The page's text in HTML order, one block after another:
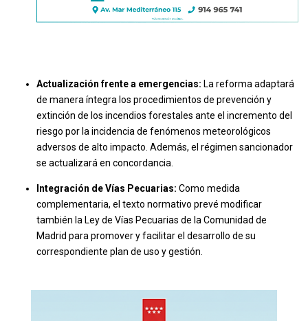
Actualización frente a emergencias: La reforma adaptará
de manera íntegra los procedimientos de prevención y
extinción de los incendios forestales ante el incremento del
riesgo por la incidencia de fenómenos meteorológicos
adversos de alto impacto. Además, el régimen sancionador
se actualizará en concordancia.
Integración de Vías Pecuarias: Como medida
complementaria, el texto normativo prevé modificar
también la Ley de Vías Pecuarias de la Comunidad de
Madrid para promover y facilitar el desarrollo de su
correspondiente plan de uso y gestión.